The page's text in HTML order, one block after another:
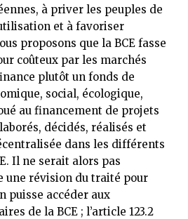
à priver les peuples de
et à favoriser
proposons que la BCE fasse
coûteux par les marchés
plutôt un fonds de
social, écologique,
au financement de projets
décidés, réalisés et
dans les différents
Il ne serait alors pas
une révision du traité pour
puisse accéder aux
de la BCE ; l’article 123.2